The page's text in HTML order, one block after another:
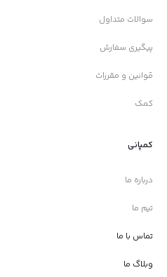
سوالات متداول
پیگیری سفارش
قوانین و مقررات
کمک
کمپانی
درباره ما
تیم ما
تماس با ما
وبلاگ ما